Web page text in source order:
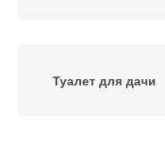
Туалет для дачи